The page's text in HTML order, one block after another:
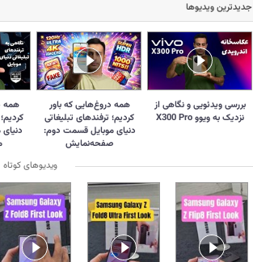
جدیدترین ویدیوها
بررسی ویدئویی و نگاهی از
نزدیک به ویوو X300 Pro
همه دروغ‌‌هایی که باور
کردیم؛ ترفندهای تبلیغاتی
دنیای موبایل قسمت دوم:
صفحه‌نمایش
همه
ویدیوهای کوتاه